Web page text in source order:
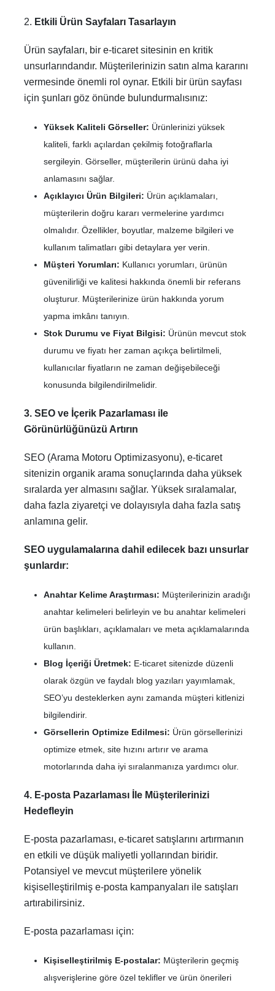
2. Etkili Ürün Sayfaları Tasarlayın
Ürün sayfaları, bir e-ticaret sitesinin en kritik
unsurlarındandır. Müşterilerinizin satın alma kararını
vermesinde önemli rol oynar. Etkili bir ürün sayfası
için şunları göz önünde bulundurmalısınız:
Yüksek Kaliteli Görseller: Ürünlerinizi yüksek
kaliteli, farklı açılardan çekilmiş fotoğraflarla
sergileyin. Görseller, müşterilerin ürünü daha iyi
anlamasını sağlar.
Açıklayıcı Ürün Bilgileri: Ürün açıklamaları,
müşterilerin doğru kararı vermelerine yardımcı
olmalıdır. Özellikler, boyutlar, malzeme bilgileri ve
kullanım talimatları gibi detaylara yer verin.
Müşteri Yorumları: Kullanıcı yorumları, ürünün
güvenilirliği ve kalitesi hakkında önemli bir referans
oluşturur. Müşterilerinize ürün hakkında yorum
yapma imkânı tanıyın.
Stok Durumu ve Fiyat Bilgisi: Ürünün mevcut stok
durumu ve fiyatı her zaman açıkça belirtilmeli,
kullanıcılar fiyatların ne zaman değişebileceği
konusunda bilgilendirilmelidir.
3. SEO ve İçerik Pazarlaması ile
Görünürlüğünüzü Artırın
SEO (Arama Motoru Optimizasyonu), e-ticaret
sitenizin organik arama sonuçlarında daha yüksek
sıralarda yer almasını sağlar. Yüksek sıralamalar,
daha fazla ziyaretçi ve dolayısıyla daha fazla satış
anlamına gelir.
SEO uygulamalarına dahil edilecek bazı unsurlar
şunlardır:
Anahtar Kelime Araştırması: Müşterilerinizin aradığı
anahtar kelimeleri belirleyin ve bu anahtar kelimeleri
ürün başlıkları, açıklamaları ve meta açıklamalarında
kullanın.
Blog İçeriği Üretmek: E-ticaret sitenizde düzenli
olarak özgün ve faydalı blog yazıları yayımlamak,
SEO’yu desteklerken aynı zamanda müşteri kitlenizi
bilgilendirir.
Görsellerin Optimize Edilmesi: Ürün görsellerinizi
optimize etmek, site hızını artırır ve arama
motorlarında daha iyi sıralanmanıza yardımcı olur.
4. E-posta Pazarlaması İle Müşterilerinizi
Hedefleyin
E-posta pazarlaması, e-ticaret satışlarını artırmanın
en etkili ve düşük maliyetli yollarından biridir.
Potansiyel ve mevcut müşterilere yönelik
kişiselleştirilmiş e-posta kampanyaları ile satışları
artırabilirsiniz.
E-posta pazarlaması için:
Kişiselleştirilmiş E-postalar: Müşterilerin geçmiş
alışverişlerine göre özel teklifler ve ürün önerileri